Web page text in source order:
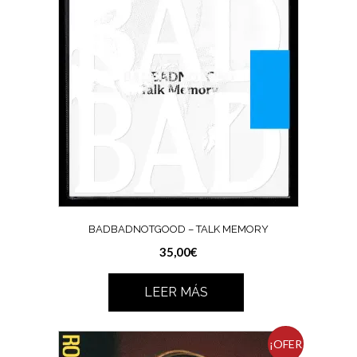
BADBADNOTGOOD – TALK MEMORY
35,00€
LEER MÁS
¡OFER